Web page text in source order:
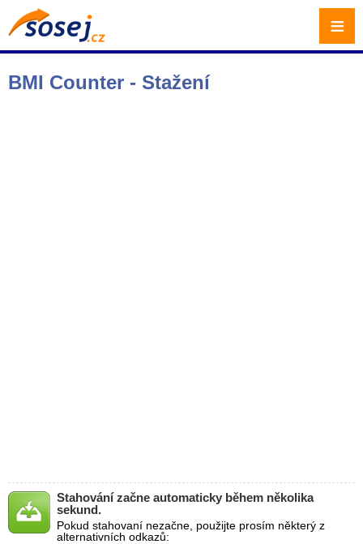
BMI Counter - Stažení
Stahování začne automaticky během několika
sekund.
Pokud stahovaní nezačne, použijte prosím některý z
alternativních odkazů:
≡